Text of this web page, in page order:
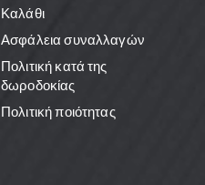
Καλάθι
Ασφάλεια συναλλαγών
Πολιτική κατά της
δωροδοκίας
Πολιτική ποιότητας